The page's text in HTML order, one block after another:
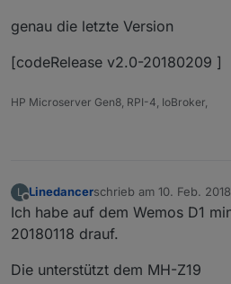
genau die letzte Version
[codeRelease v2.0-20180209 ]
HP Microserver Gen8, RPI-4, IoBroker,
L
Offline
Linedancerschrieb am 10. Feb.
zuletzt editiert von
Ich habe auf dem Wemos D1
20180118 drauf.
Die unterstützt dem MH-Z19